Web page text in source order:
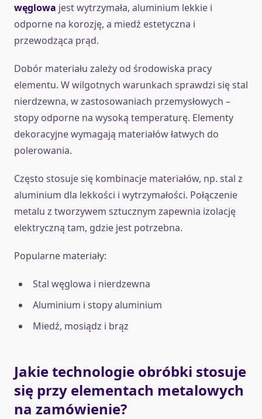
węglowa jest wytrzymała, aluminium lekkie i
odporne na korozję, a miedź estetyczna i
przewodząca prąd.
Dobór materiału zależy od środowiska pracy
elementu. W wilgotnych warunkach sprawdzi się stal
nierdzewna, w zastosowaniach przemysłowych –
stopy odporne na wysoką temperaturę. Elementy
dekoracyjne wymagają materiałów łatwych do
polerowania.
Często stosuje się kombinacje materiałów, np. stal z
aluminium dla lekkości i wytrzymałości. Połączenie
metalu z tworzywem sztucznym zapewnia izolację
elektryczną tam, gdzie jest potrzebna.
Popularne materiały:
Stal węglowa i nierdzewna
Aluminium i stopy aluminium
Miedź, mosiądz i brąz
Jakie technologie obróbki stosuje
się przy elementach metalowych
na zamówienie?